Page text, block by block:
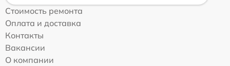
Стоимость ремонта
Оплата и доставка
Контакты
Вакансии
О компании